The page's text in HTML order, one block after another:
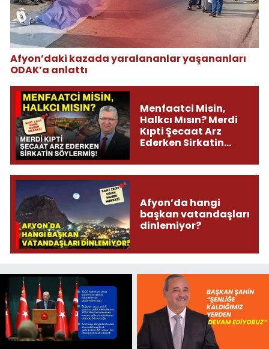
Afyon’daki kazada yaralananlar yaşananları
ODAK’a anlattı
Menfaatci Misin,
Halkcı Mısın? Merdi
Kıpti Şecaat Arz
Ederken Sirkatin
Afyon’da hangi
başkan vatandaşları
dinlemiyor?